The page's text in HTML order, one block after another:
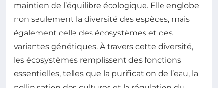
maintien de l’équilibre écologique. Elle englobe
non seulement la diversité des espèces, mais
également celle des écosystèmes et des
variantes génétiques. À travers cette diversité,
les écosystèmes remplissent des fonctions
essentielles, telles que la purification de l’eau, la